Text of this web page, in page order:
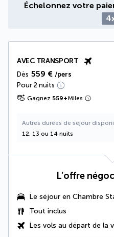
Échelonnez votre
AVEC TRANSPORT
Dès 559 € /pers
Pour 2 nuits
Gagnez 559+Miles
Autres durées de séjour
12, 13 ou 14 nuits
L’offre
Le séjour en Chambre
Tout inclus
Les vols au départ de la